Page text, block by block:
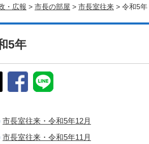
・広報 > 市長の部屋 > 市長室往来 > 令和5年
5年
市長室往来・令和5年12月
市長室往来・令和5年11月